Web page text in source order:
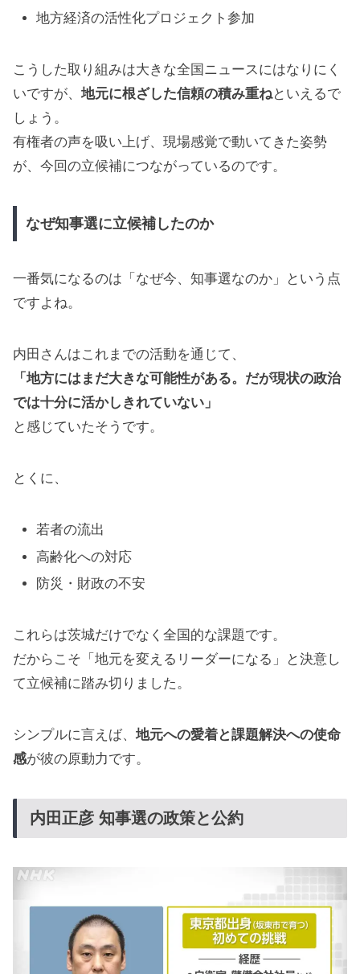
地方経済の活性化プロジェクト参加
こうした取り組みは大きな全国ニュースにはなりにく
いですが、 地元に根ざした信頼の積み重ねといえるで
しょう。
有権者の声を吸い上げ、現場感覚で動いてきた姿勢
が、今回の立候補につながっているのです。
なぜ知事選に立候補したのか
一番気になるのは「なぜ今、知事選なのか」という点
ですよね。
内田さんはこれまでの活動を通じて、
「地方にはまだ大きな可能性がある。だが現状の政治
では十分に活かしきれていない」
と感じていたそうです。
とくに、
若者の流出
高齢化への対応
防災・財政の不安
これらは茨城だけでなく全国的な課題です。
だからこそ「地元を変えるリーダーになる」と決意し
て立候補に踏み切りました。
シンプルに言えば、 地元への愛着と課題解決への使命
感が彼の原動力です。
内田正彦 知事選の政策と公約